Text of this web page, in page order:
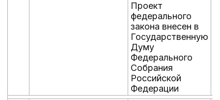
Проект
федерального
закона внесен в
Государственную
Думу
Федерального
Собрания
Российской
Федерации